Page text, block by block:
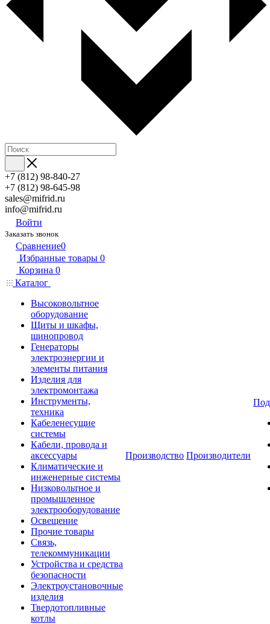
+7 (812) 98-840-27
+7 (812) 98-645-98
sales@mifrid.ru
info@mifrid.ru
Войти
Заказать звонок
Сравнение0
Избранные товары 0
Корзина 0
Каталог
Высоковольтное
оборудование
Щиты и шкафы,
шинопровод
Генераторы
электроэнергии и
элементы питания
Изделия для
электромонтажа
Инструменты,
техника
Кабеленесущие
системы
Кабели, провода и
аксессуары
Климатические и
инженерные системы
Низковольтное и
промышленное
электрооборудование
Освещение
Прочие товары
Связь,
телекоммуникации
Устройства и средства
безопасности
Электроустановочные
изделия
Твердотопливные
котлы
Производство Производители